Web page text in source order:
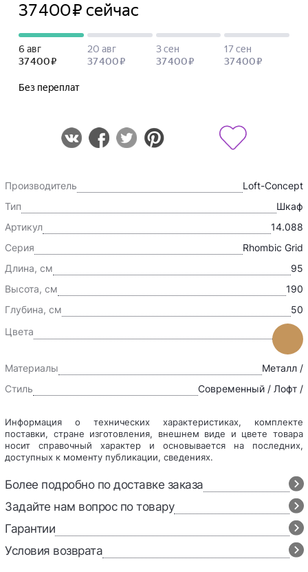
Производитель
Loft-Concept
Тип
Шкаф
Артикул
14.088
Серия
Rhombic Grid
Длина, см
95
Высота, см
190
Глубина, см
50
Цвета
Материалы
Металл /
Стиль
Современный / Лофт /
Информация о технических характеристиках, комплекте
поставки, стране изготовления, внешнем виде и цвете товара
носит справочный характер и основывается на последних,
доступных к моменту публикации, сведениях.
Более подробно по доставке заказа
Задайте нам вопрос по товару
Гарантии
Условия возврата